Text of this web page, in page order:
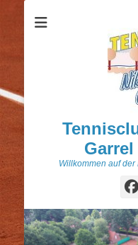
Garrel
Willkommen auf